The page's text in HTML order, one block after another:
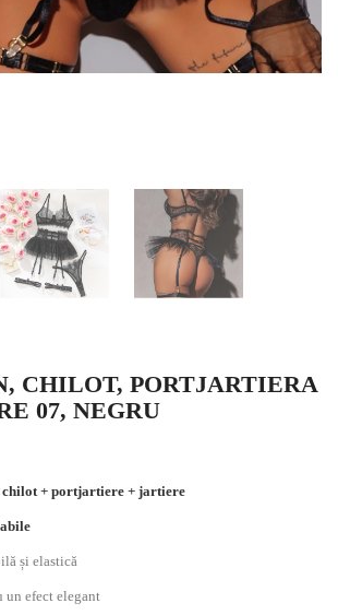
CHILOT, PORTJARTIERA
07, NEGRU
chilot + portjartiere + jartiere
și elastică
un efect elegant